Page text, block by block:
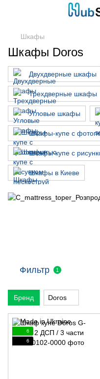
Шкафы
Шкафы Doros
Двухдверные шкафы
Трехдверные шкафы
Угловые шкафы
Шкафы-купе с
Шкафы-купе с
Шкафы в Киеве
Фильтр 1
Бренд Doros
6
6